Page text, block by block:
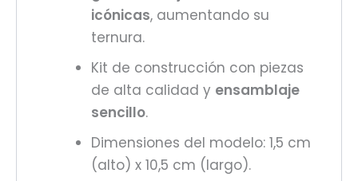
icónicas, aumentando su
ternura.
Kit de construcción con piezas
de alta calidad y ensamblaje
sencillo.
Dimensiones del modelo: 1,5 cm
(alto) x 10,5 cm (largo).